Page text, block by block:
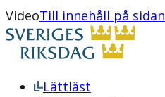
VideoTill innehåll på sidan
Lättläst